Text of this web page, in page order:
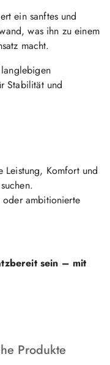
ein sanftes und
was ihn zu einem
macht.
Stabilität und
Leistung, Komfort und
oder ambitionierte
sein – mit
der Produkte
Produkte